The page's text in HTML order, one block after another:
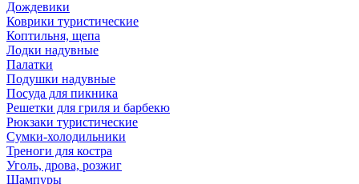
Дождевики
Коврики туристические
Коптильня, щепа
Лодки надувные
Палатки
Подушки надувные
Посуда для пикника
Решетки для гриля и барбекю
Рюкзаки туристические
Сумки-холодильники
Треноги для костра
Уголь, дрова, розжиг
Шампуры